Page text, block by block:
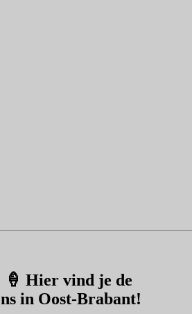
🍦 Hier vind je de
in Oost-Brabant!